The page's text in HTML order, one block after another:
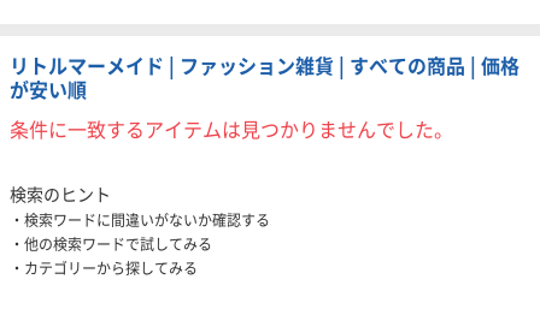
リトルマーメイド | ファッション雑貨 | すべての商品 | 価格
が安い順
条件に一致するアイテムは見つかりませんでした。
検索のヒント
検索ワードに間違いがないか確認する
他の検索ワードで試してみる
カテゴリーから探してみる